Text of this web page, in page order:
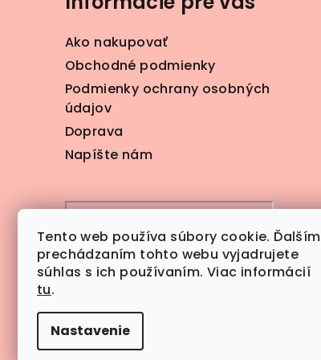
Tento web používa súbory cookie. Ďalším
prechádzaním tohto webu vyjadrujete
súhlas s ich používaním. Viac informácií
tu.
Nastavenie
Ako nakupovať
Obchodné podmienky
Podmienky ochrany osobných
údajov
Doprava
Napíšte nám